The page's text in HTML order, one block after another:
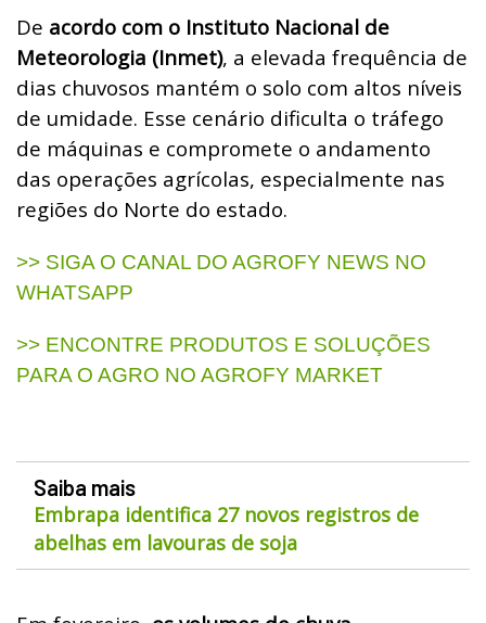
De acordo com o Instituto Nacional de
Meteorologia (Inmet), a elevada frequência de
dias chuvosos mantém o solo com altos níveis
de umidade. Esse cenário dificulta o tráfego
de máquinas e compromete o andamento
das operações agrícolas, especialmente nas
regiões do Norte do estado.
>> SIGA O CANAL DO AGROFY NEWS NO
WHATSAPP
>> ENCONTRE PRODUTOS E SOLUÇÕES
PARA O AGRO NO AGROFY MARKET
Saiba mais
Embrapa identifica 27 novos registros de
abelhas em lavouras de soja